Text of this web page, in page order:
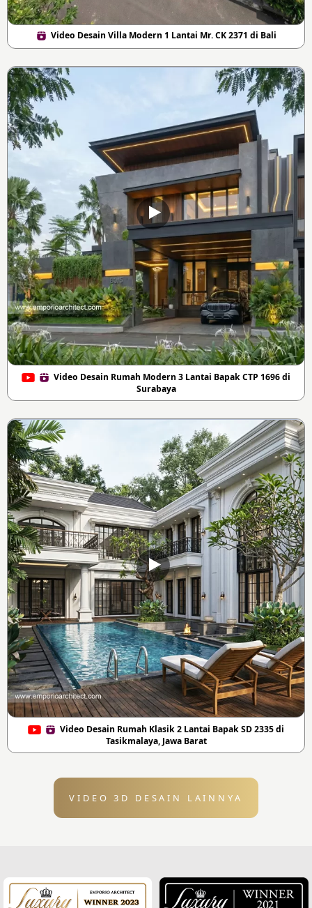
Video Desain Villa Modern 1 Lantai Mr. CK 2371 di Bali
Video Desain Rumah Modern 3 Lantai Bapak CTP 1696 di
Surabaya
Video Desain Rumah Klasik 2 Lantai Bapak SD 2335 di
Tasikmalaya, Jawa Barat
VIDEO 3D DESAIN LAINNYA